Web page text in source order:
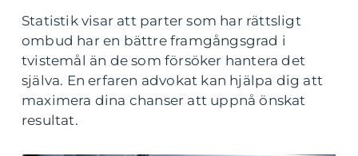
Statistik visar att parter som har rättsligt
ombud har en bättre framgångsgrad i
tvistemål än de som försöker hantera det
själva. En erfaren advokat kan hjälpa dig att
maximera dina chanser att uppnå önskat
resultat.